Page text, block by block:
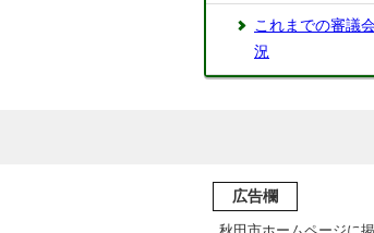
これまでの審議
況
広告欄